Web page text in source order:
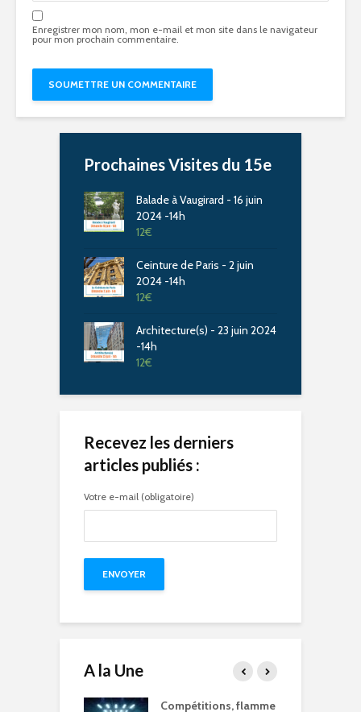
Enregistrer mon nom, mon e-mail et mon site dans le navigateur
pour mon prochain commentaire.
Prochaines Visites du 15e
Balade à Vaugirard - 16 juin
2024 -14h
12€
Ceinture de Paris - 2 juin
2024 -14h
12€
Architecture(s) - 23 juin 2024
-14h
12€
Recevez les derniers
articles publiés :
Votre e-mail (obligatoire)
A la Une
Compétitions, flamme